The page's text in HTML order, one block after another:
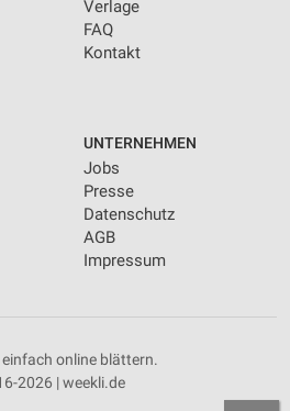
Verlage
FAQ
Kontakt
UNTERNEHMEN
Jobs
Presse
Datenschutz
AGB
Impressum
online blättern.
2026 | weekli.de